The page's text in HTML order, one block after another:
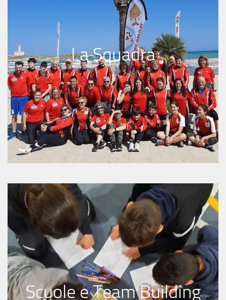
La Squadra
Scuole e Team Building